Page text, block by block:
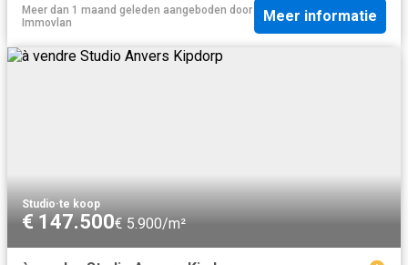
Meer dan 1 maand geleden aangeboden door
Immovlan
Meer informatie
Studio·te koop
€ 147.500€ 5.900/m²